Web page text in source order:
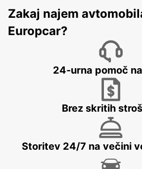
DUSIT DOHA HOTEL WEST
DOHA - QATAR
DOHA AIRPORT CHAUFFEUR
Zakaj najem
Europcar?
24-urna pomoč
Brez skritih
Storitev 24/7 na večini